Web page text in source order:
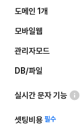
도메인 1개
모바일웹
관리자모드
DB/파일
실시간 문자 기능
셋팅비용 필수